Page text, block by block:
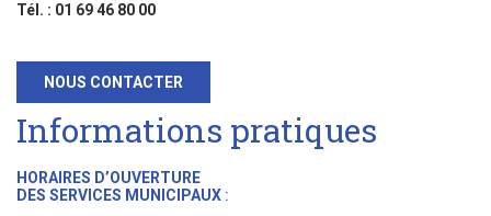
Tél. : 01 69 46 80 00
NOUS CONTACTER
Informations pratiques
HORAIRES D’OUVERTURE
DES SERVICES MUNICIPAUX :